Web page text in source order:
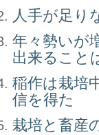
人手が足り
年々勢いが
出来ること
稲作は栽培
信を得た
栽培と畜産